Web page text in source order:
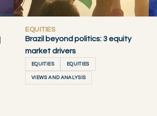
EQUITIES
Brazil beyond politics: 3 equity
market drivers
EQUITIES EQUITIES
VIEWS AND ANALYSIS